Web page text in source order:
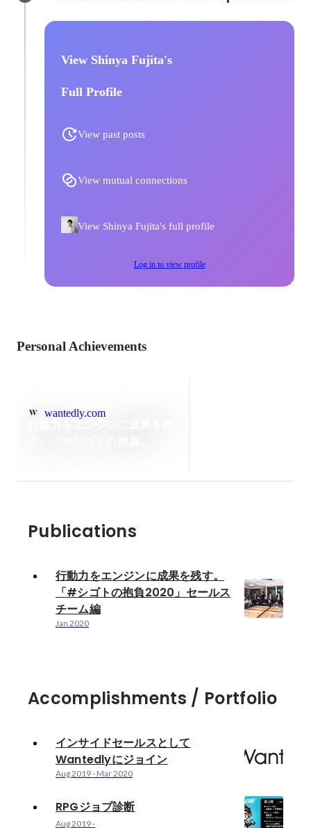
View Shinya Fujita's
Full Profile
View past posts
View mutual connections
View Shinya Fujita's full profile
Log in to view profile
Personal Achievements
wantedly.com
Publications
行動力をエンジンに成果を残す。
「#シゴトの抱負2020」セールス
チーム編
Jan 2020
Accomplishments / Portfolio
インサイドセールスとして
Wantedlyにジョイン
Aug 2019- Mar 2020
RPGジョブ診断
Aug 2019-